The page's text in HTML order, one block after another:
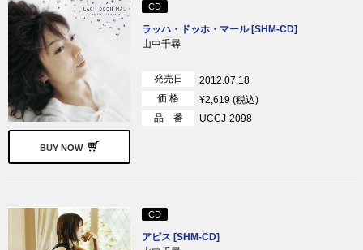
BUY NOW
CD
ラッハ・ドッホ・マール [SHM-CD]
山中千尋
発売日
2012.07.18
価 格
¥2,619 (税込)
品 番
UCCJ-2098
CD
アビス [SHM-CD]